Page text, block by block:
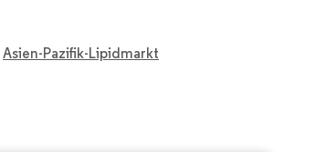
Asien-Pazifik-Lipidmarkt